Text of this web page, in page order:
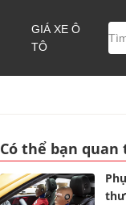
GIÁ XE Ô
TÔ
Có thể bạn quan